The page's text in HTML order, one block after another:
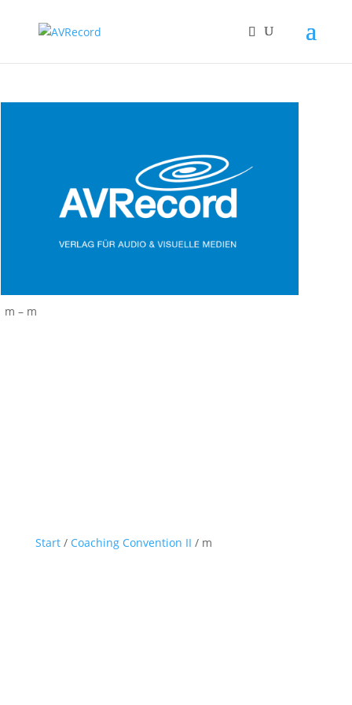
m – m
Start/ Coaching Convention II / m